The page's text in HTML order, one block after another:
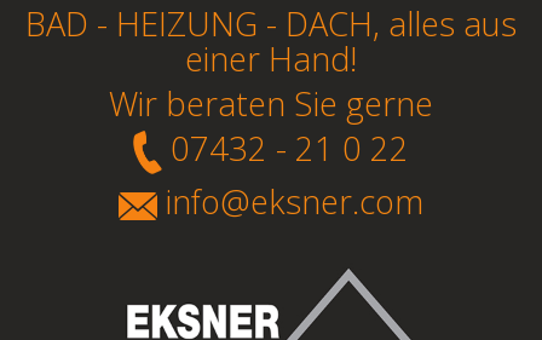
BAD - HEIZUNG - DACH, alles aus
einer Hand!
Wir beraten Sie gerne
07432 - 21 0 22
info@eksner.com